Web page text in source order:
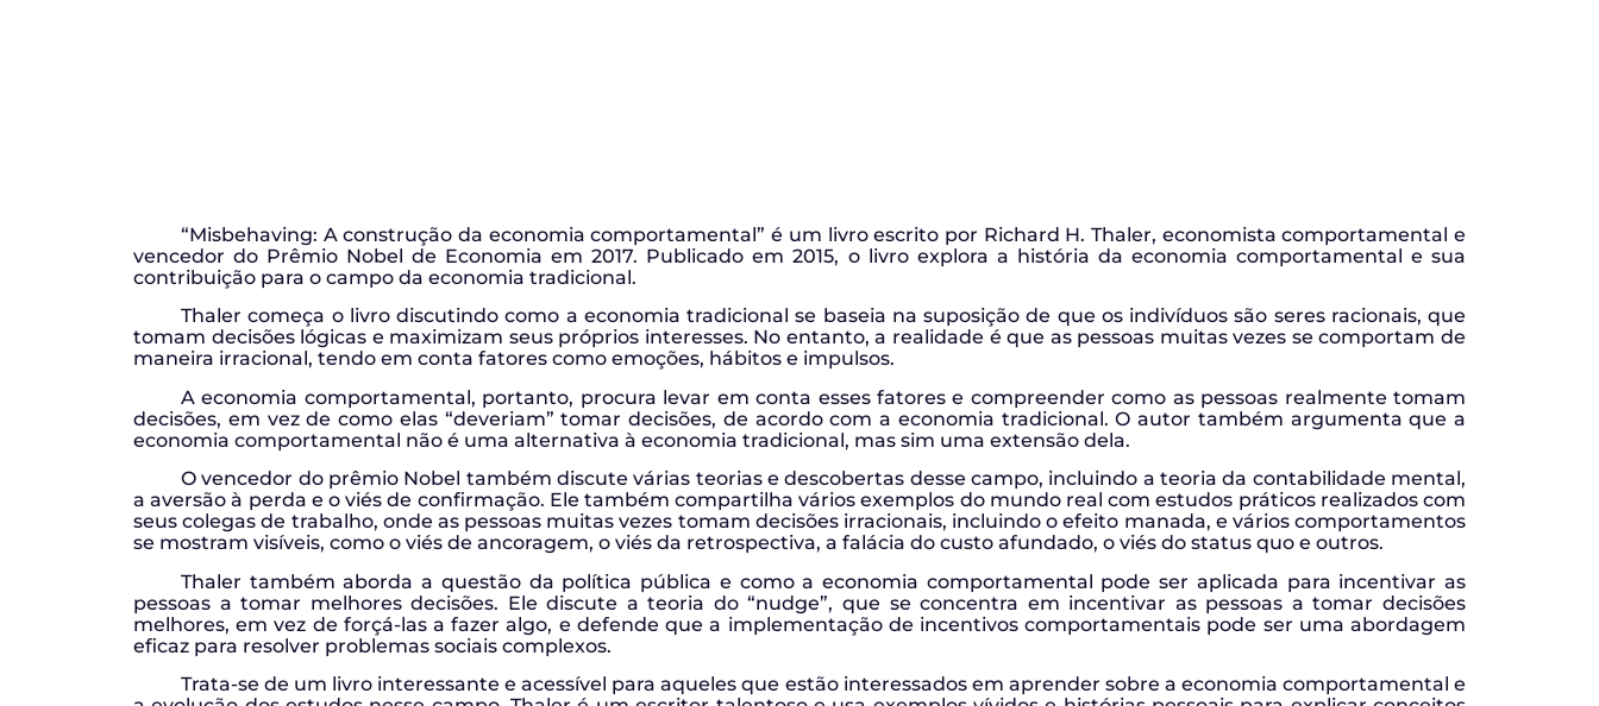
“Misbehaving: A construção da economia comportamental” é um livro escrito por Richard H. Thaler, economista comportamental e
vencedor do Prêmio Nobel de Economia em 2017. Publicado em 2015, o livro explora a história da economia comportamental e sua
contribuição para o campo da economia tradicional.
Thaler começa o livro discutindo como a economia tradicional se baseia na suposição de que os indivíduos são seres racionais, que
tomam decisões lógicas e maximizam seus próprios interesses. No entanto, a realidade é que as pessoas muitas vezes se comportam de
maneira irracional, tendo em conta fatores como emoções, hábitos e impulsos.
A economia comportamental, portanto, procura levar em conta esses fatores e compreender como as pessoas realmente tomam
decisões, em vez de como elas “deveriam” tomar decisões, de acordo com a economia tradicional. O autor também argumenta que a
economia comportamental não é uma alternativa à economia tradicional, mas sim uma extensão dela.
O vencedor do prêmio Nobel também discute várias teorias e descobertas desse campo, incluindo a teoria da contabilidade mental,
a aversão à perda e o viés de confirmação. Ele também compartilha vários exemplos do mundo real com estudos práticos realizados com
seus colegas de trabalho, onde as pessoas muitas vezes tomam decisões irracionais, incluindo o efeito manada, e vários comportamentos
se mostram visíveis, como o viés de ancoragem, o viés da retrospectiva, a falácia do custo afundado, o viés do status quo e outros.
Thaler também aborda a questão da política pública e como a economia comportamental pode ser aplicada para incentivar as
pessoas a tomar melhores decisões. Ele discute a teoria do “nudge”, que se concentra em incentivar as pessoas a tomar decisões
melhores, em vez de forçá-las a fazer algo, e defende que a implementação de incentivos comportamentais pode ser uma abordagem
eficaz para resolver problemas sociais complexos.
Trata-se de um livro interessante e acessível para aqueles que estão interessados em aprender sobre a economia comportamental e